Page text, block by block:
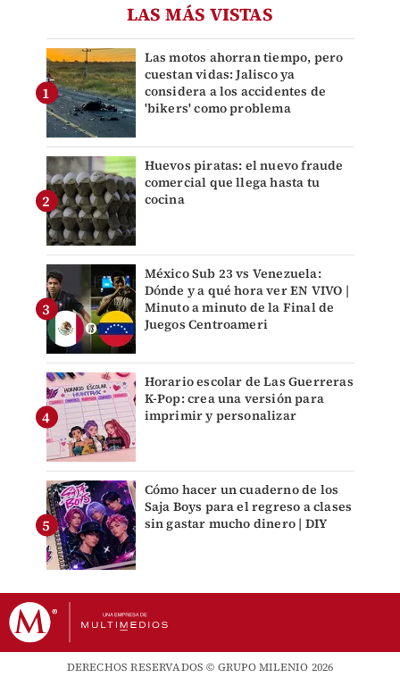
LAS MÁS VISTAS
Las motos ahorran tiempo, pero
cuestan vidas: Jalisco ya
considera a los accidentes de
'bikers' como problema
Huevos piratas: el nuevo fraude
comercial que llega hasta tu
cocina
México Sub 23 vs Venezuela:
Dónde y a qué hora ver EN VIVO |
Minuto a minuto de la Final de
Juegos Centroameri
Horario escolar de Las Guerreras
K-Pop: crea una versión para
imprimir y personalizar
Cómo hacer un cuaderno de los
Saja Boys para el regreso a clases
sin gastar mucho dinero | DIY
DERECHOS RESERVADOS © GRUPO MILENIO 2026